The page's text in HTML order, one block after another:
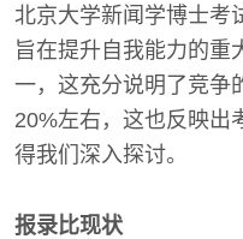
北京大学新闻学博士考
旨在提升自我能力的重
一，这充分说明了竞争
20%左右，这也反映出
得我们深入探讨。
报录比现状